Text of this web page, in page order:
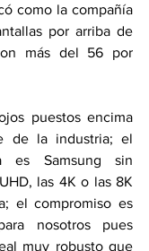
como la compañía
por arriba de
más del 56 por
puestos encima
de la industria; el
es Samsung sin
las 4K o las 8K
el compromiso es
nosotros pues
muy robusto que